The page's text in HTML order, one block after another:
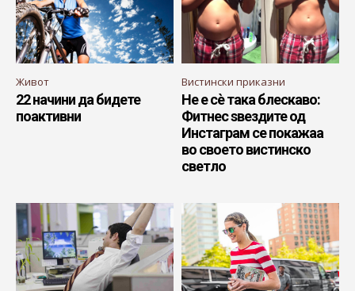
Живот
22 начини да бидете
поактивни
Вистински приказни
Не е сè така блескаво:
Фитнес ѕвездите од
Инстаграм се покажаа
во своето вистинско
светло